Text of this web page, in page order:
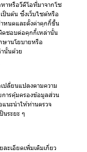
าหรือวีดีโอที่มาจากโซ
ป็นต้น ซึ่งเว็บไซต์หรือ
หนดและตั้งค่าคุกกี้ขึ้น
ดชอบต่อคุกกี้เหล่านั้น
ษานโยบายหรือ
นั้นด้วย
ปลี่ยนแปลงตามความ
การคุ้มครองข้อมูลส่วน
นะนำให้ท่านตรวจ
นระยะ ๆ
ะเอียดเพิ่มเติมเกี่ยว